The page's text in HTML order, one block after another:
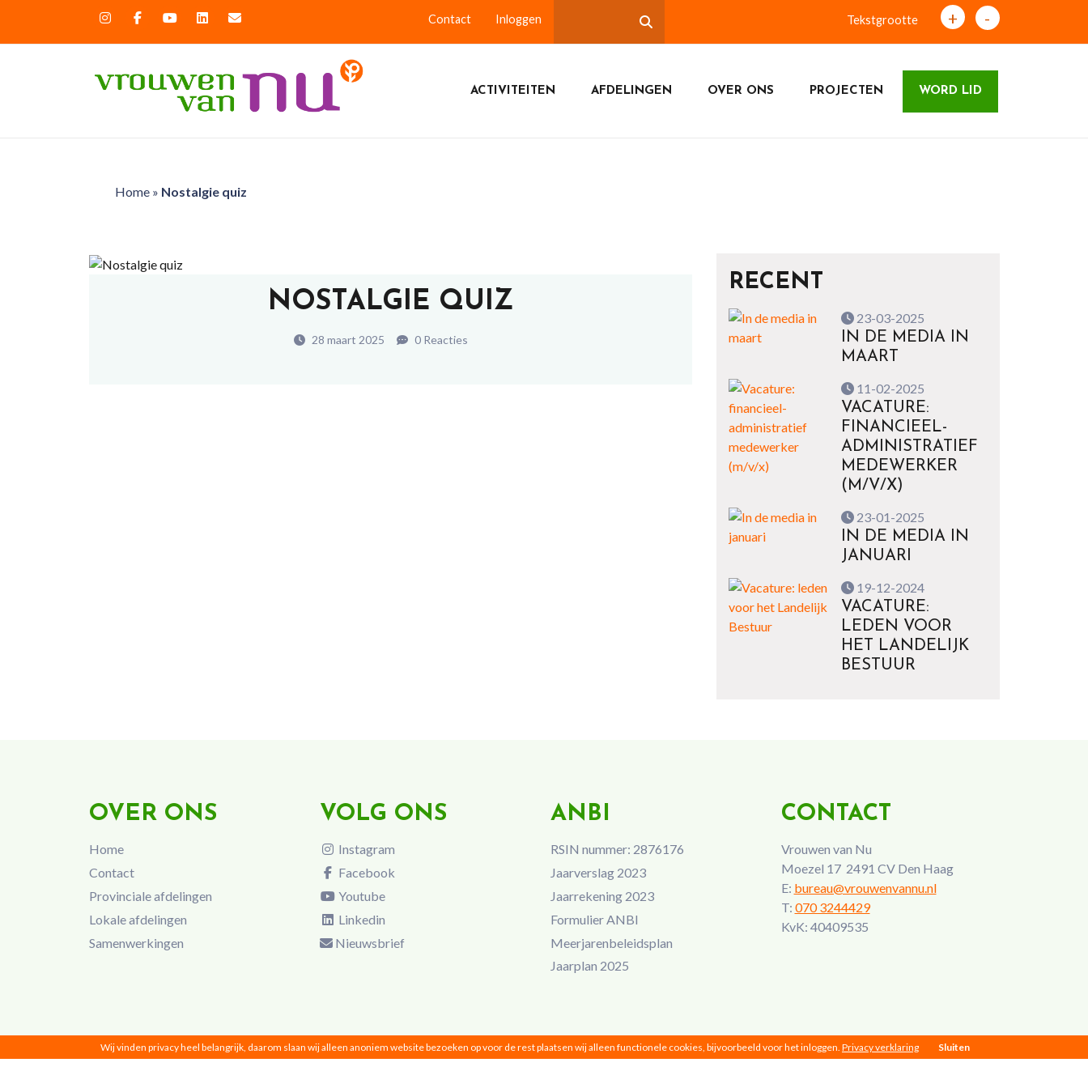
Contact Inloggen Tekstgrootte + -
ACTIVITEITEN AFDELINGEN OVER ONS PROJECTEN WORD LID
Home» Nostalgie quiz
NOSTALGIE QUIZ
28 maart 2025 0 Reacties
RECENT
23-03-2025
IN DE MEDIA IN
MAART
11-02-2025
VACATURE:
FINANCIEEL-
ADMINISTRATIEF
MEDEWERKER
(M/V/X)
23-01-2025
IN DE MEDIA IN
JANUARI
19-12-2024
VACATURE:
LEDEN VOOR
HET LANDELIJK
BESTUUR
OVER ONS
Home
Contact
Provinciale afdelingen
Lokale afdelingen
Samenwerkingen
VOLG ONS
Instagram
Facebook
Youtube
Linkedin
Nieuwsbrief
ANBI
RSIN nummer: 2876176
Jaarverslag 2023
Jaarrekening 2023
Formulier ANBI
Meerjarenbeleidsplan
Jaarplan 2025
CONTACT
Vrouwen van Nu
Moezel 17 2491 CV Den Haag
E: bureau@vrouwenvannu.nl
T: 070 3244429
KvK: 40409535
Wij vinden privacy heel belangrijk, daarom slaan wij alleen anoniem website bezoeken op voor de rest plaatsen wij alleen functionele cookies, bijvoorbeeld voor het inloggen. Privacy verklaring Sluiten